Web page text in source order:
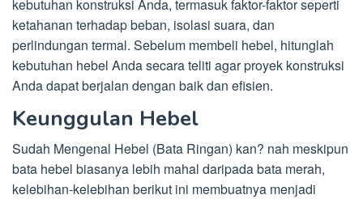
kebutuhan konstruksi Anda, termasuk faktor-faktor seperti
ketahanan terhadap beban, isolasi suara, dan
perlindungan termal. Sebelum membeli hebel, hitunglah
kebutuhan hebel Anda secara teliti agar proyek konstruksi
Anda dapat berjalan dengan baik dan efisien.
Keunggulan Hebel
Sudah Mengenal Hebel (Bata Ringan) kan? nah meskipun
bata hebel biasanya lebih mahal daripada bata merah,
kelebihan-kelebihan berikut ini membuatnya menjadi